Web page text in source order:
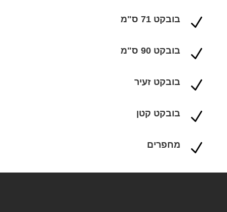
N בובקט 71 ס"מ
N בובקט 90 ס"מ
N בובקט זעיר
N בובקט קטן
N מחפרים